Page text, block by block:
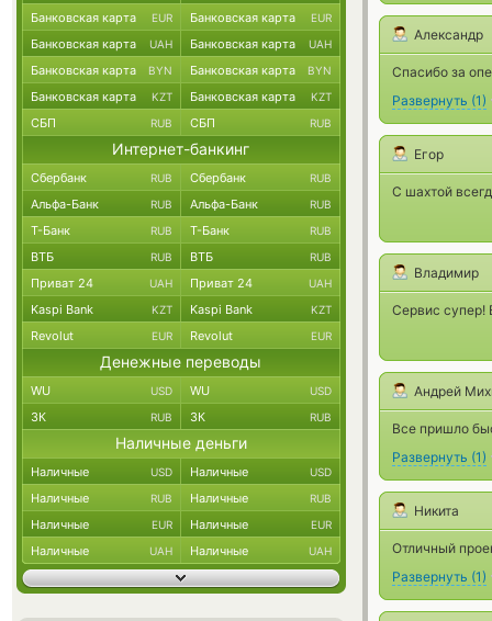
Александр
Спасибо за
Развернуть (1)
Егор
С шахтой
Владимир
Сервис супер!
Андрей
Все пришло
Развернуть (1)
Никита
Отличный
Развернуть (1)
Банковская карта EUR Банковская карта EUR
Банковская карта UAH Банковская карта UAH
Банковская карта BYN Банковская карта BYN
Банковская карта KZT Банковская карта KZT
СБП RUB СБП RUB
Интернет-банкинг
Сбербанк RUB Сбербанк RUB
Альфа-Банк RUB Альфа-Банк RUB
Т-Банк RUB Т-Банк RUB
ВТБ RUB ВТБ RUB
Приват 24 UAH Приват 24 UAH
Kaspi Bank KZT Kaspi Bank KZT
Revolut EUR Revolut EUR
Денежные переводы
WU USD WU USD
ЗК RUB ЗК RUB
Наличные деньги
Наличные USD Наличные USD
Наличные RUB Наличные RUB
Наличные EUR Наличные EUR
Наличные UAH Наличные UAH